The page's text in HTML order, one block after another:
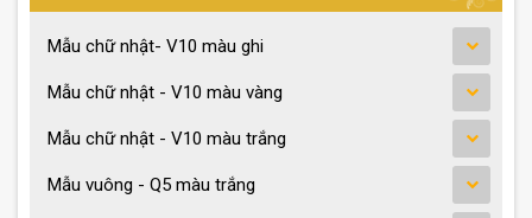
Mẫu chữ nhật- V10 màu ghi
Mẫu chữ nhật - V10 màu vàng
Mẫu chữ nhật - V10 màu trắng
Mẫu vuông - Q5 màu trắng